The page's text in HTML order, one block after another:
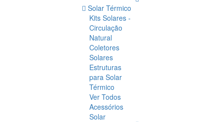
Solar Térmico
Kits Solares -
Circulação
Natural
Coletores
Solares
Estruturas
para Solar
Térmico
Ver Todos
Acessórios
Solar